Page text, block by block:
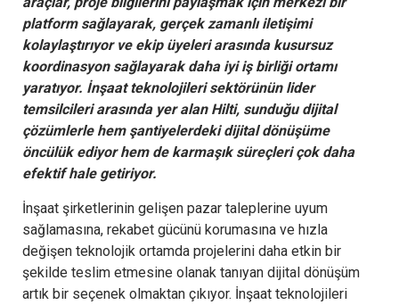
platform sağlayarak, gerçek zamanlı iletişimi
kolaylaştırıyor ve ekip üyeleri arasında kusursuz
koordinasyon sağlayarak daha iyi iş birliği ortamı
yaratıyor. İnşaat teknolojileri sektörünün lider
temsilcileri arasında yer alan Hilti, sunduğu dijital
çözümlerle hem şantiyelerdeki dijital dönüşüme
öncülük ediyor hem de karmaşık süreçleri çok daha
efektif hale getiriyor.
İnşaat şirketlerinin gelişen pazar taleplerine uyum
sağlamasına, rekabet gücünü korumasına ve hızla
değişen teknolojik ortamda projelerini daha etkin bir
şekilde teslim etmesine olanak tanıyan dijital dönüşüm
artık bir seçenek olmaktan çıkıyor. İnşaat teknolojileri